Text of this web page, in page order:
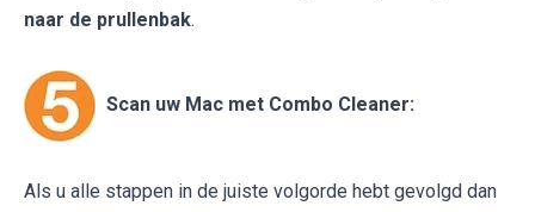
naar de prullenbak.
Scan uw Mac met Combo Cleaner:
Als u alle stappen in de juiste volgorde hebt gevolgd dan